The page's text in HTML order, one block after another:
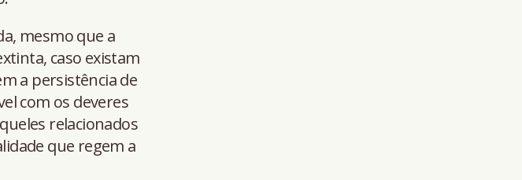
mesmo que a
caso existam
a persistência de
com os deveres
relacionados
que regem a